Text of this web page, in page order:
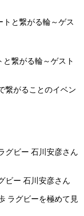
と繋がる輪～ゲスト
繋がることのイベン
ビー 石川安彦さん
ラグビーを極めて見